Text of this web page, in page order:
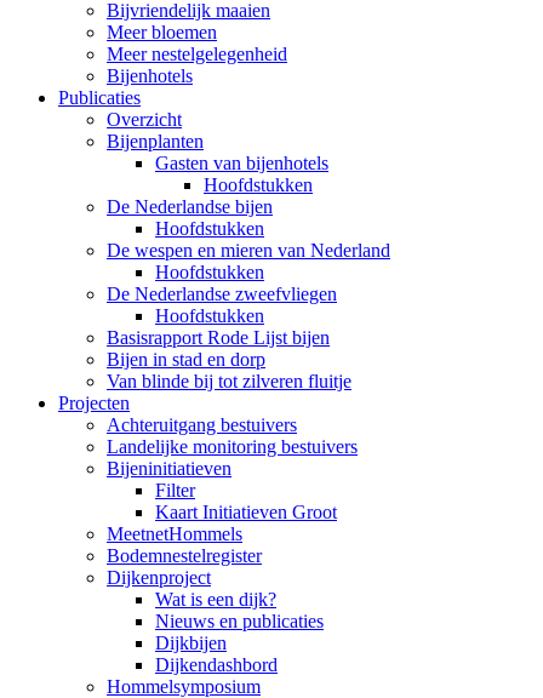
Bijvriendelijk maaien
Meer bloemen
Meer nestelgelegenheid
Bijenhotels
Publicaties
Overzicht
Bijenplanten
Gasten van bijenhotels
Hoofdstukken
De Nederlandse bijen
Hoofdstukken
De wespen en mieren van Nederland
Hoofdstukken
De Nederlandse zweefvliegen
Hoofdstukken
Basisrapport Rode Lijst bijen
Bijen in stad en dorp
Van blinde bij tot zilveren fluitje
Projecten
Achteruitgang bestuivers
Landelijke monitoring bestuivers
Bijeninitiatieven
Filter
Kaart Initiatieven Groot
MeetnetHommels
Bodemnestelregister
Dijkenproject
Wat is een dijk?
Nieuws en publicaties
Dijkbijen
Dijkendashbord
Hommelsymposium